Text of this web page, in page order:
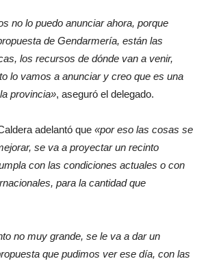
no lo puedo anunciar ahora, porque
de Gendarmería, están las
los recursos de dónde van a venir,
lo vamos a anunciar y creo que es una
provincia», aseguró el delegado.
adelantó que «por eso las cosas se
se va a proyectar un recinto
con las condiciones actuales o con
para la cantidad que
no muy grande, se le va a dar un
que pudimos ver ese día, con las